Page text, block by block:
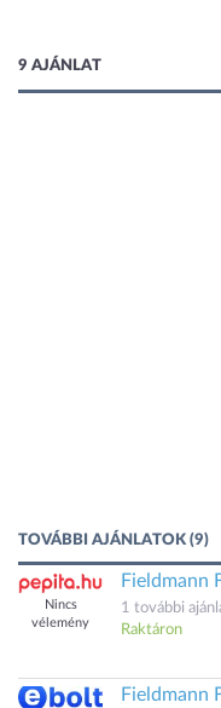
9 AJÁNLAT
TOVÁBBI AJÁNLATOK (9)
Nincs
vélemény
Fieldmann
1 további
Raktáron
Fieldmann